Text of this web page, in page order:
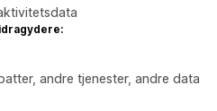
andre tjenester, andre data